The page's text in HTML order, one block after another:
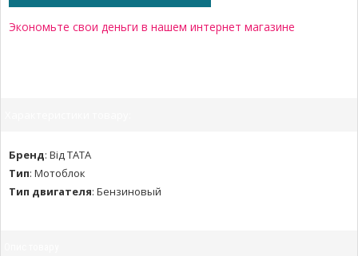
Экономьте свои деньги в нашем интернет магазине
Бренд: Від ТАТА
Тип: Мотоблок
Тип двигателя: Бензиновый